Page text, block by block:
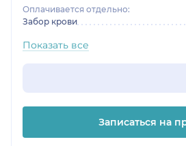
Оплачивается отдельно:
Забор крови
Показать все
Записаться на